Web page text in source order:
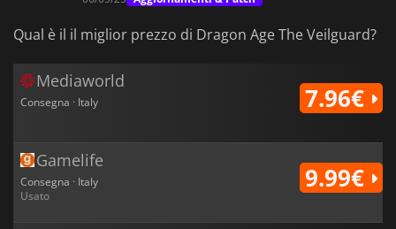
Qual è il il miglior prezzo di Dragon Age The Veilguard?
Mediaworld
Consegna · Italy 7.96€
Gamelife
Consegna · Italy
Usato
9.99€